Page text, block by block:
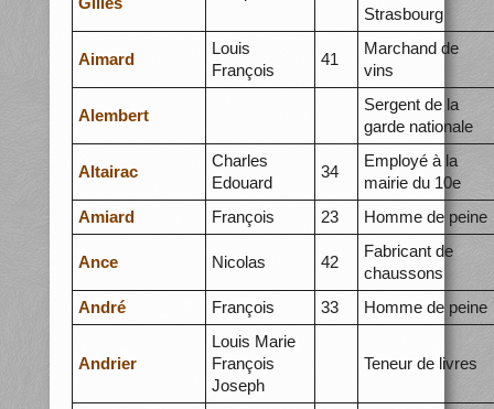
Strasbourg
Aimard
Louis
François
41
Marchand de
vins
Alembert
Sergent de la
garde nationale
Altairac
Charles
Edouard
34
Employé à la
mairie du 10e
Amiard
François 23 Homme de peine
Ance Nicolas 42
Fabricant de
chaussons
André
François 33 Homme de peine
Andrier
Louis Marie
François
Joseph
Teneur de livres